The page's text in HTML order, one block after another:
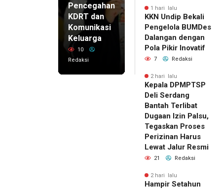
Pencegahan
KDRT dan
Komunikasi
Keluarga
10
Redaksi
1 hari lalu
KKN Undip Bekali
Pengelola BUMDes
Dalangan dengan
Pola Pikir Inovatif
7 Redaksi
2 hari lalu
Kepala DPMPTSP
Deli Serdang
Bantah Terlibat
Dugaan Izin Palsu,
Tegaskan Proses
Perizinan Harus
Lewat Jalur Resmi
21 Redaksi
2 hari lalu
Hampir Setahun